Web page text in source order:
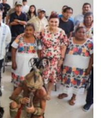
a cargo de la
Nicte Ha, enfatizó
trabaja en conjunto
pláticas y talleres,
en secundaria,
que pueden estar